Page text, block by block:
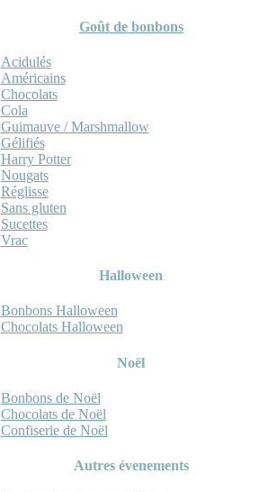
Goût de bonbons
Acidulés
Américains
Chocolats
Cola
Guimauve / Marshmallow
Gélifiés
Harry Potter
Nougats
Réglisse
Sans gluten
Sucettes
Vrac
Halloween
Bonbons Halloween
Chocolats Halloween
Noël
Bonbons de Noël
Chocolats de Noël
Confiserie de Noël
Autres évenements